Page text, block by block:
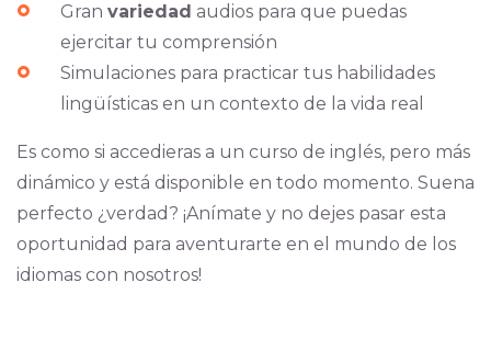
Gran variedad audios para que puedas
ejercitar tu comprensión
Simulaciones para practicar tus habilidades
lingüísticas en un contexto de la vida real
Es como si accedieras a un curso de inglés, pero más
dinámico y está disponible en todo momento. Suena
perfecto ¿verdad? ¡Anímate y no dejes pasar esta
oportunidad para aventurarte en el mundo de los
idiomas con nosotros!